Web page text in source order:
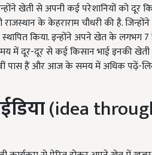
खेती से अपनी कई परेशानियों को
के केहराराम चौधरी की है.
किया. इन्होंने अपने खेत के लगभग7
में दूर-दूर से कई किसान भाई इनकी
पास हैं और आज के समय में अधिक पढ़ें-
(idea